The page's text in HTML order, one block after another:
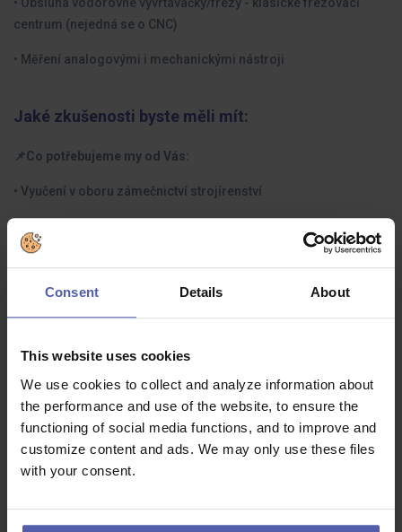
Consent Details About
This website uses cookies
We use cookies to collect and analyze information about
the performance and use of the website, to ensure the
functioning of social media functions, and to improve and
customize content and ads. We may only use these files
with your consent.
centrum (nejedná se o CNC)
• Měření analogovými i mechanickými nástroji
Jaké zkušenosti byste měli mít:
📌Co potřebujeme my od Vás:
• Vyučení v oboru zámečnictví strojírenství
• 2-směnný provoz
obnovení)
Co dostanete na oplátku: